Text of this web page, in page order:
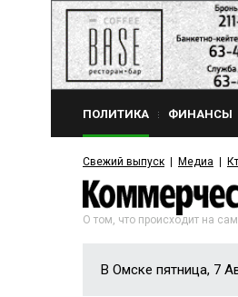
ПОЛИТИКА ФИНАНСЫ
Свежий выпуск Медиа
О том, что происходит на
В Омске пятница, 7